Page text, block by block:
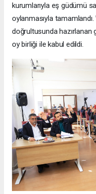
kurumlarıyla eş güdümü
oylanmasıyla tamamlandı.
doğrultusunda hazırlanan
oy birliği ile kabul edildi.